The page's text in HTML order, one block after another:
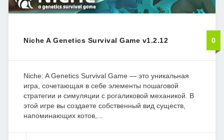
Niche A Genetics Survival Game v1.2.12 0
Niche: A Genetics Survival Game — это уникальная
игра, сочетающая в себе элементы пошаговой
стратегии и симуляции с рогаликовой механикой. В
этой игре вы создаете собственный вид существ,
напоминающих котов,...